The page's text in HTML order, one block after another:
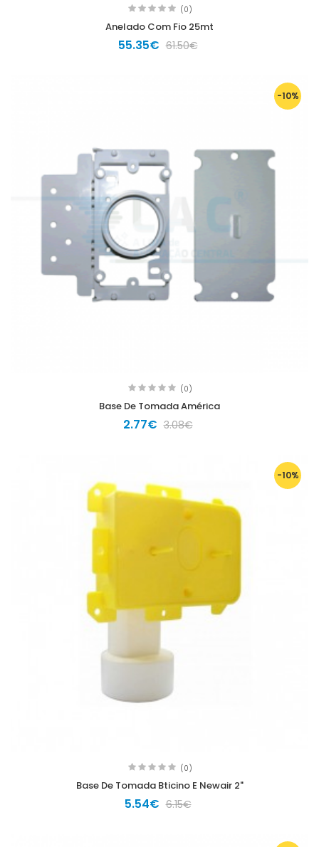
(0)
Anelado Com Fio 25mt
55.35€ 61.50€
-10%
(0)
Base De Tomada América
2.77€ 3.08€
-10%
(0)
Base De Tomada Bticino E Newair 2"
5.54€ 6.15€